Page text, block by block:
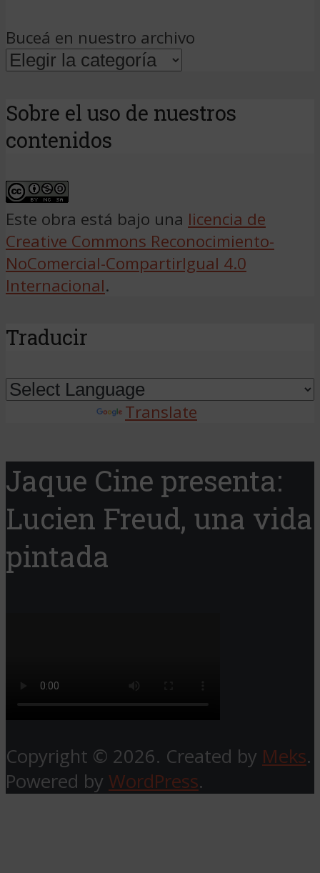
Buceá en nuestro archivo
Sobre el uso de nuestros
contenidos
Este obra está bajo una licencia de
Creative Commons Reconocimiento-
NoComercial-CompartirIgual 4.0
Internacional.
Traducir
Translate
Jaque Cine presenta:
Lucien Freud, una vida
pintada
Copyright © 2026. Created by Meks.
Powered by WordPress.